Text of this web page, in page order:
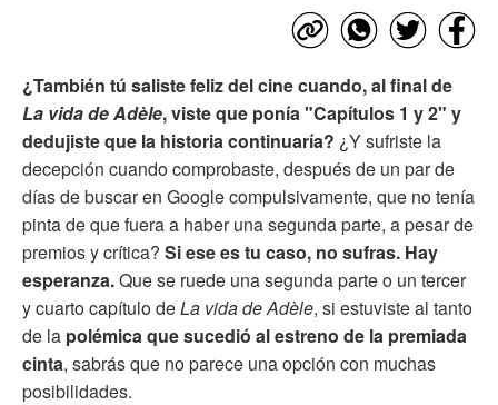
¿También tú saliste feliz del cine cuando, al final de
La vida de Adèle, viste que ponía "Capítulos 1 y 2" y
dedujiste que la historia continuaría? ¿Y sufriste la
decepción cuando comprobaste, después de un par de
días de buscar en Google compulsivamente, que no tenía
pinta de que fuera a haber una segunda parte, a pesar de
premios y crítica? Si ese es tu caso, no sufras. Hay
esperanza.Que se ruede una segunda parte o un tercer
y cuarto capítulo deLa vida de Adèle, si estuviste al tanto
de la polémica que sucedió al estreno de la premiada
cinta, sabrás que no parece una opción con muchas
posibilidades.